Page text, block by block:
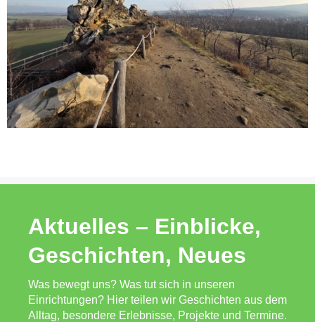
Aktuelles – Einblicke,
Geschichten, Neues
Was bewegt uns? Was tut sich in unseren
Einrichtungen? Hier teilen wir Geschichten aus dem
Alltag, besondere Erlebnisse, Projekte und Termine.